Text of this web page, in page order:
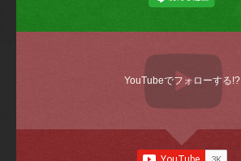
YouTubeでフォローする!?